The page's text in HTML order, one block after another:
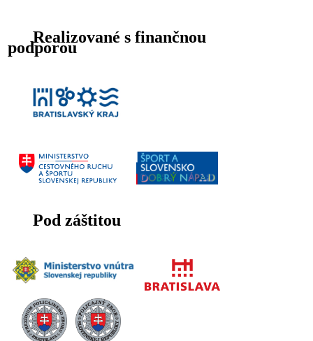
Realizované s finančnou
podporou
Pod záštitou